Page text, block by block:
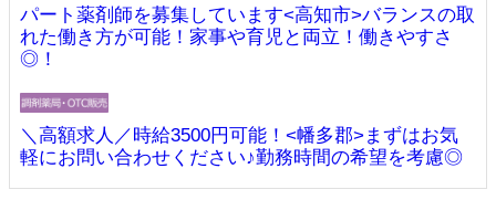
パート薬剤師を募集しています<高知市>バランスの取
れた働き方が可能！家事や育児と両立！働きやすさ
◎！
＼高額求人／時給3500円可能！<幡多郡>まずはお気
軽にお問い合わせください♪勤務時間の希望を考慮◎